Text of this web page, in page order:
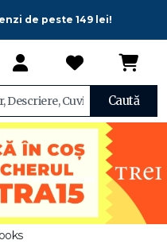
de peste 149 lei!
Caută